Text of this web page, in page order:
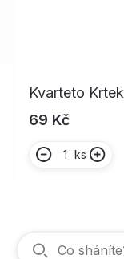
Kvarteto
69 Kč
ks